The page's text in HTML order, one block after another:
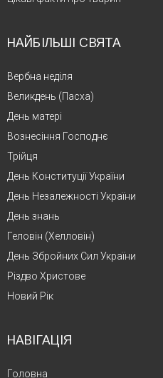
НАЙБІЛЬШІ СВЯТА
Вербна неділя
Великдень (Пасха)
День матері
Вознесіння Господнє
Трійця
День Конституції України
День Незалежності України
День знань
Геловін (Хелловін)
День Збройних Сил України
Різдво Христове
Новий Рік
НАВІГАЦІЯ
Головна